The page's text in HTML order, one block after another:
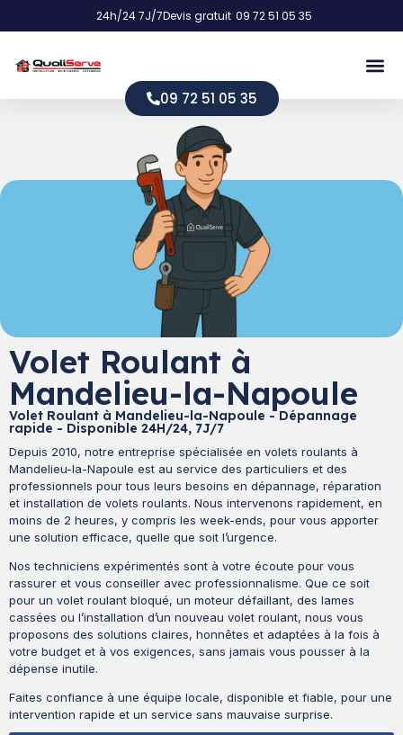
24h/24 7J/7Devis gratuit 09 72 51 05 35
09 72 51 05 35
Volet Roulant à
Mandelieu-la-Napoule
Volet Roulant à Mandelieu-la-Napoule - Dépannage
rapide - Disponible 24H/24, 7J/7
Depuis 2010, notre entreprise spécialisée en volets roulants à
Mandelieu-la-Napoule est au service des particuliers et des
professionnels pour tous leurs besoins en dépannage, réparation
et installation de volets roulants. Nous intervenons rapidement, en
moins de 2 heures, y compris les week-ends, pour vous apporter
une solution efficace, quelle que soit l’urgence.
Nos techniciens expérimentés sont à votre écoute pour vous
rassurer et vous conseiller avec professionnalisme. Que ce soit
pour un volet roulant bloqué, un moteur défaillant, des lames
cassées ou l’installation d’un nouveau volet roulant, nous vous
proposons des solutions claires, honnêtes et adaptées à la fois à
votre budget et à vos exigences, sans jamais vous pousser à la
dépense inutile.
Faites confiance à une équipe locale, disponible et fiable, pour une
intervention rapide et un service sans mauvaise surprise.